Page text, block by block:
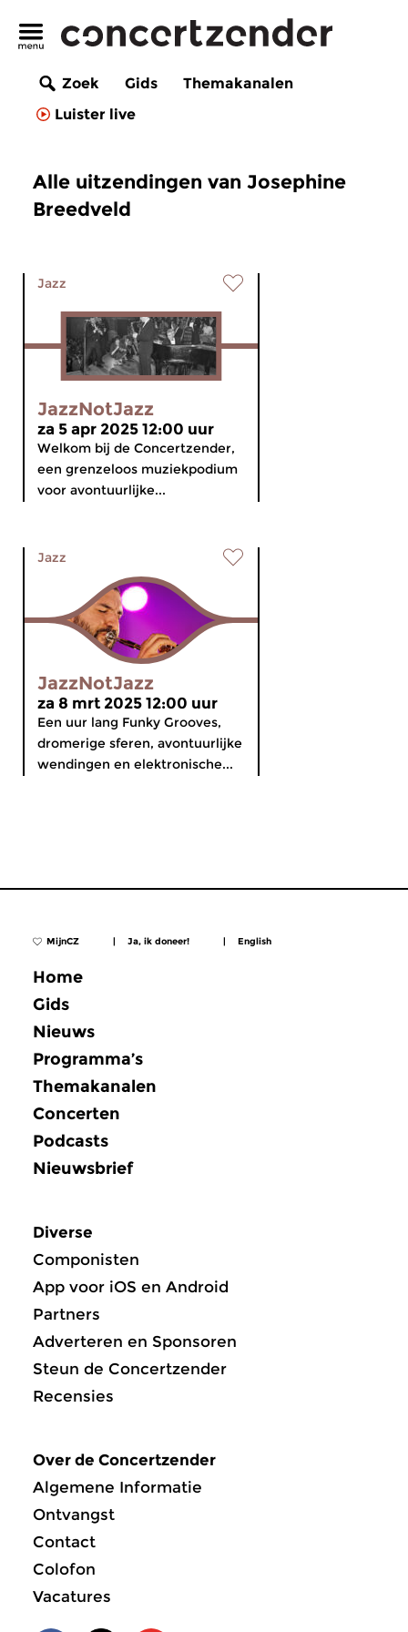
Zoek Gids
Themakanalen
Luister live
Alle uitzendingen van Josephine
Breedveld
Jazz
JazzNotJazz
za 5 apr 2025 12:00 uur
Welkom bij de Concertzender,
een grenzeloos muziekpodium
voor avontuurlijke...
Jazz
JazzNotJazz
za 8 mrt 2025 12:00 uur
Een uur lang Funky Grooves,
dromerige sferen, avontuurlijke
wendingen en elektronische...
MijnCZ | Ja, ik doneer! | English
Home
Gids
Nieuws
Programma’s
Themakanalen
Concerten
Podcasts
Nieuwsbrief
Diverse
Componisten
App voor iOS en Android
Partners
Adverteren en Sponsoren
Steun de Concertzender
Recensies
Over de Concertzender
Algemene Informatie
Ontvangst
Contact
Colofon
Vacatures